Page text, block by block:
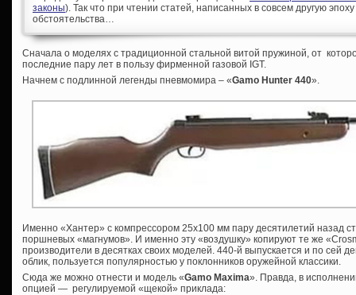
законы). Так что при чтении статей, написанных в совсем другую
обстоятельства…
Сначала о моделях с традиционной стальной витой пружиной, от
последние пару лет в пользу фирменной газовой IGT.
Начнем с подлинной легенды пневмомира – «Gamo Hunter 440».
Именно «Хантер» с компрессором 25х100 мм пару десятилетий назад
поршневых «магнумов». И именно эту «воздушку» копируют те же
производители в десятках своих моделей. 440-й выпускается и по сей
облик, пользуется популярностью у поклонников оружейной классики.
Сюда же можно отнести и модель «Gamo Maxima». Правда, в
опцией — регулируемой «щекой» приклада: